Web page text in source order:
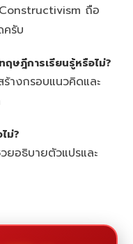
ถือ
รับ
ษฎีการเรียนรู้หรือไม่?
างกรอบแนวคิดและ
ม่?
ยอธิบายตัวแปรและ